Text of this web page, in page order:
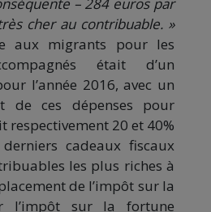
– 284 euros par
cher au contribuable. »
aux migrants pour les
était d’un
l’année 2016, avec un
de ces dépenses pour
respectivement 20 et 40%
cadeaux fiscaux
les plus riches à
de l’impôt sur la
l’impôt sur la fortune